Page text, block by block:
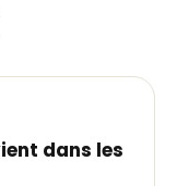
dans les